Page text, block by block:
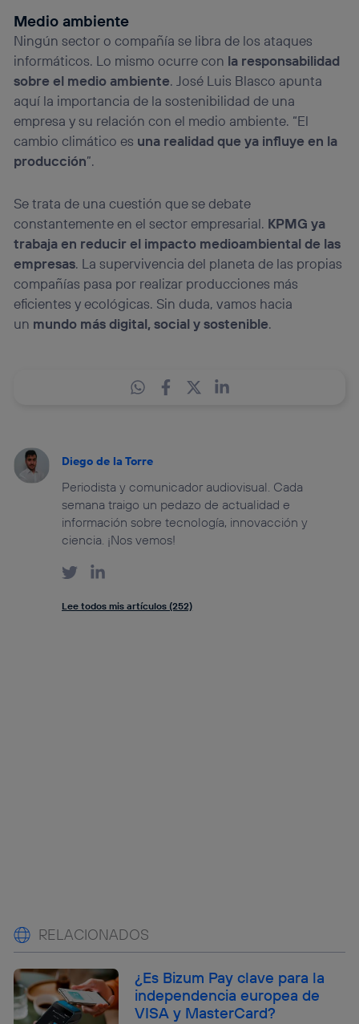
Medio ambiente
Ningún sector o compañía se libra de los ataques
informáticos. Lo mismo ocurre con la responsabilidad
sobre el medio ambiente. José Luis Blasco apunta
aquí la importancia de la sostenibilidad de una
empresa y su relación con el medio ambiente. “El
cambio climático es una realidad que ya influye en la
producción”.
Se trata de una cuestión que se debate
constantemente en el sector empresarial. KPMG ya
trabaja en reducir el impacto medioambiental de las
empresas. La supervivencia del planeta de las propias
compañías pasa por realizar producciones más
eficientes y ecológicas. Sin duda, vamos hacia
un mundo más digital, social y sostenible.
Diego de la Torre
Periodista y comunicador audiovisual. Cada
semana traigo un pedazo de actualidad e
información sobre tecnología, innovacción y
ciencia. ¡Nos vemos!
Lee todos mis artículos (252)
RELACIONADOS
¿Es Bizum Pay clave para la
independencia europea de
VISA y MasterCard?